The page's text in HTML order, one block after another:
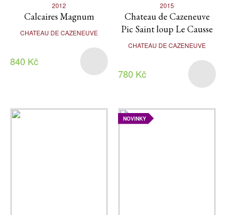
2012
Calcaires Magnum
CHATEAU DE CAZENEUVE
840 Kč
2015
Chateau de Cazeneuve
Pic Saint loup Le Causse
CHATEAU DE CAZENEUVE
780 Kč
NOVINKY